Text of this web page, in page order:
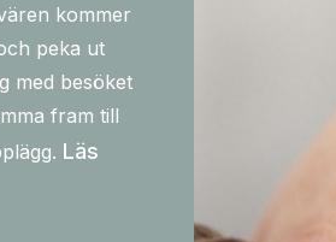
kommer
peka ut
med besöket
fram till
Läs